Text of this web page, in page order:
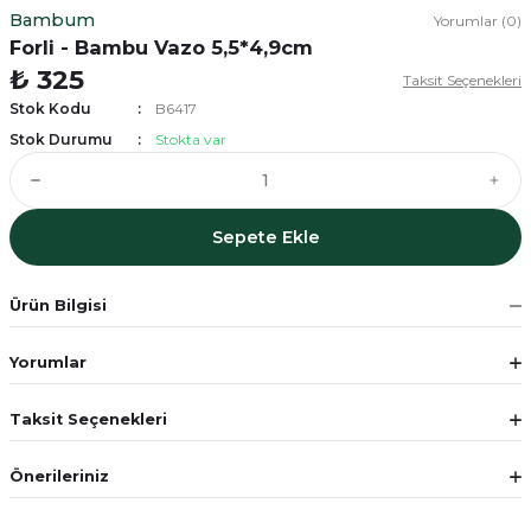
Bambum Yorumlar (0)
Forli - Bambu Vazo 5,5*4,9cm
₺ 325
Taksit Seçenekleri
Stok Kodu
B6417
Stok Durumu
Stokta var
Sepete Ekle
Ürün Bilgisi
Yorumlar
Taksit Seçenekleri
Önerileriniz